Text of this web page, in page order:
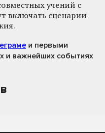
учений с
включать сценарии
и первыми
и важнейших событиях